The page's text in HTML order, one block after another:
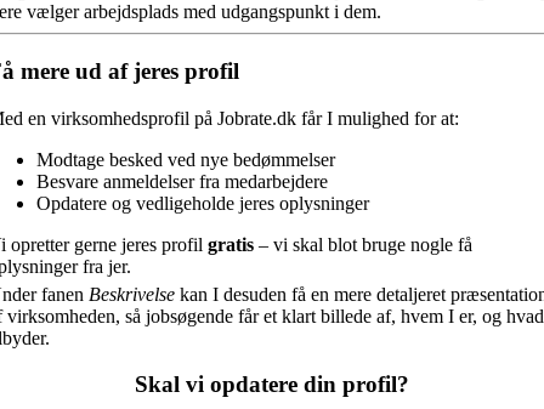
vælger arbejdsplads med udgangspunkt i dem.
mere ud af jeres profil
en virksomhedsprofil på Jobrate.dk får I mulighed for at:
Modtage besked ved nye bedømmelser
Besvare anmeldelser fra medarbejdere
Opdatere og vedligeholde jeres oplysninger
opretter gerne jeres profilgratis – vi skal blot bruge nogle få
fra jer.
fanen Beskrivelse kan I desuden få en mere detaljeret
virksomheden, så jobsøgende får et klart billede af, hvem I er, og
Skal vi opdatere din profil?